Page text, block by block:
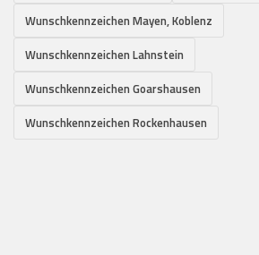
Wunschkennzeichen Mayen, Koblenz
Wunschkennzeichen Lahnstein
Wunschkennzeichen Goarshausen
Wunschkennzeichen Rockenhausen